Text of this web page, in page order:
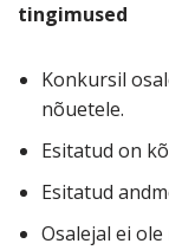
tingimused
Konkursil
nõuetele.
Esitatud on
Esitatud
Osalejal ei